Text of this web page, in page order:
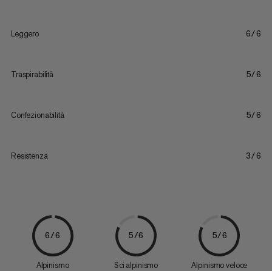
Leggero 6/6
Traspirabilità 5/6
Confezionabilità 5/6
Resistenza 3/6
6/6
Alpinismo
5/6
Sci alpinismo
5/6
Alpinismo veloce